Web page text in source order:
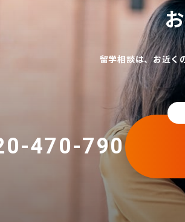
留学相談は、お近く
470-790